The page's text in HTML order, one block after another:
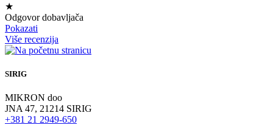
★
Odgovor dobavljača
Pokazati
Više recenzija
SIRIG
MIKRON doo
JNA 47, 21214 SIRIG
+381 21 2949-650